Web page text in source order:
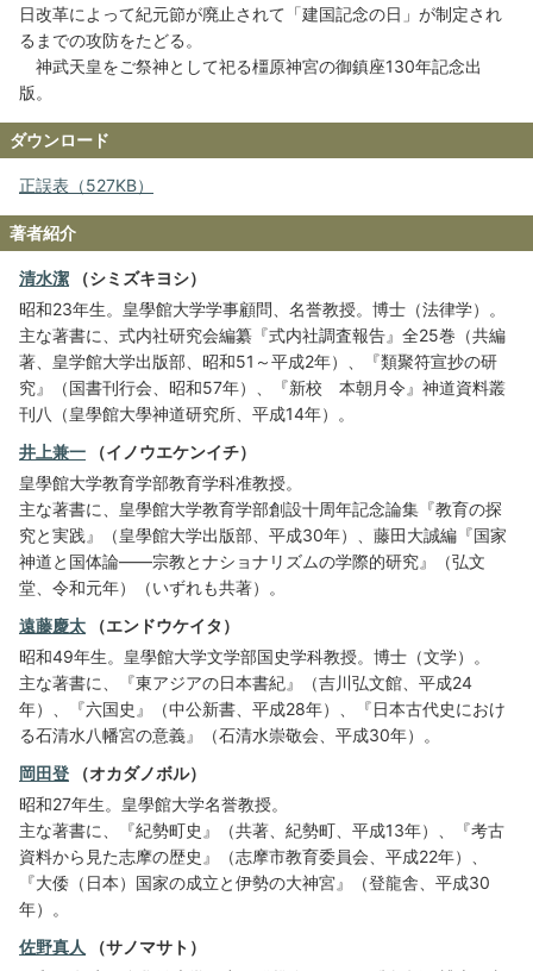
日改革によって紀元節が廃止されて「建国記念の日」が制定され
るまでの攻防をたどる。
神武天皇をご祭神として祀る橿原神宮の御鎮座130年記念出
版。
ダウンロード
正誤表（527KB）
著者紹介
清水潔 （シミズキヨシ）
昭和23年生。皇學館大学学事顧問、名誉教授。博士（法律学）。
主な著書に、式内社研究会編纂『式内社調査報告』全25巻（共編
著、皇学館大学出版部、昭和51～平成2年）、『類聚符宣抄の研
究』（国書刊行会、昭和57年）、『新校 本朝月令』神道資料叢
刊八（皇學館大學神道研究所、平成14年）。
井上兼一 （イノウエケンイチ）
皇學館大学教育学部教育学科准教授。
主な著書に、皇學館大学教育学部創設十周年記念論集『教育の探
究と実践』（皇學館大学出版部、平成30年）、藤田大誠編『国家
神道と国体論――宗教とナショナリズムの学際的研究』（弘文
堂、令和元年）（いずれも共著）。
遠藤慶太 （エンドウケイタ）
昭和49年生。皇學館大学文学部国史学科教授。博士（文学）。
主な著書に、『東アジアの日本書紀』（吉川弘文館、平成24
年）、『六国史』（中公新書、平成28年）、『日本古代史におけ
る石清水八幡宮の意義』（石清水崇敬会、平成30年）。
岡田登 （オカダノボル）
昭和27年生。皇學館大学名誉教授。
主な著書に、『紀勢町史』（共著、紀勢町、平成13年）、『考古
資料から見た志摩の歴史』（志摩市教育委員会、平成22年）、
『大倭（日本）国家の成立と伊勢の大神宮』（登龍舎、平成30
年）。
佐野真人
（サノマサト）